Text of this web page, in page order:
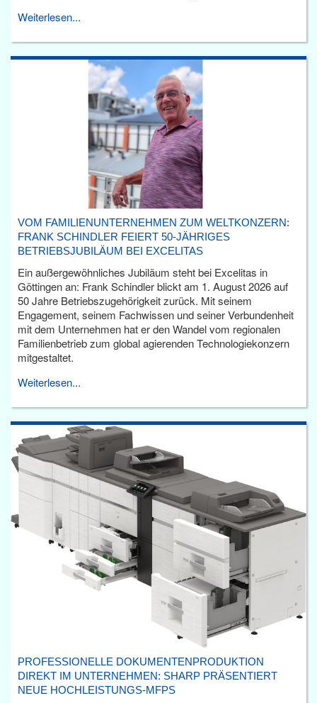
Weiterlesen...
VOM FAMILIENUNTERNEHMEN ZUM WELTKONZERN:
FRANK SCHINDLER FEIERT 50-JÄHRIGES
BETRIEBSJUBILÄUM BEI EXCELITAS
Ein außergewöhnliches Jubiläum steht bei Excelitas in
Göttingen an: Frank Schindler blickt am 1. August 2026 auf
50 Jahre Betriebszugehörigkeit zurück. Mit seinem
Engagement, seinem Fachwissen und seiner Verbundenheit
mit dem Unternehmen hat er den Wandel vom regionalen
Familienbetrieb zum global agierenden Technologiekonzern
mitgestaltet.
Weiterlesen...
PROFESSIONELLE DOKUMENTENPRODUKTION
DIREKT IM UNTERNEHMEN: SHARP PRÄSENTIERT
NEUE HOCHLEISTUNGS-MFPS